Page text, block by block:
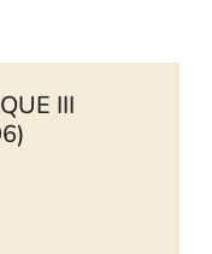
III